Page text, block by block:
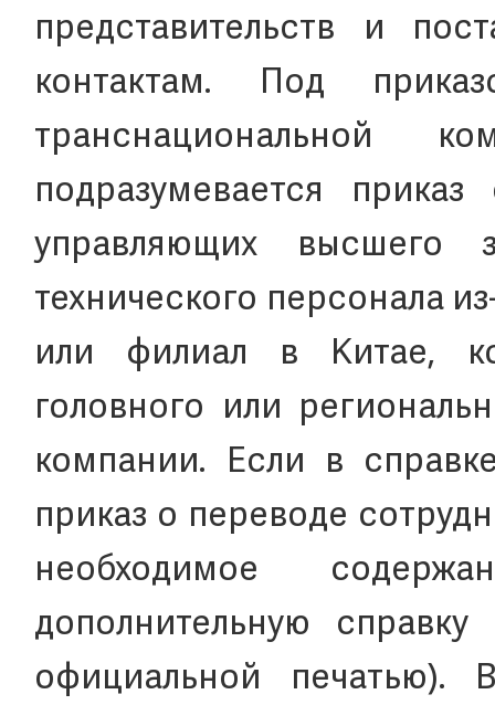
представительств и
контактам. Под
транснациональной
подразумевается
управляющих высшего
технического персонала
или филиал в Китае,
головного или
компании. Если в
приказ о переводе
необходимое
дополнительную
официальной печатью).